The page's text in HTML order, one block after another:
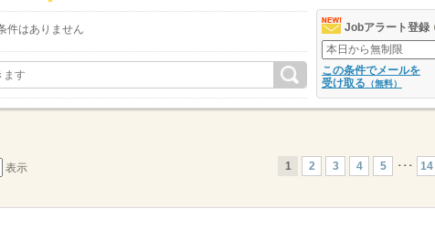
件はありません Jobアラート登録
この条件でメールを
受け取る （無料）
表示 1 2 3 4 5 ･･･ 14